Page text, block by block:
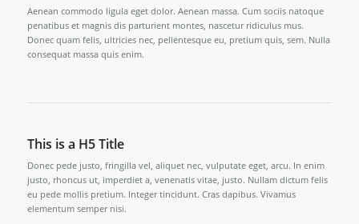
Aenean commodo ligula eget dolor. Aenean massa. Cum sociis natoque
penatibus et magnis dis parturient montes, nascetur ridiculus mus.
Donec quam felis, ultricies nec, pellentesque eu, pretium quis, sem. Nulla
consequat massa quis enim.
This is a H5 Title
Donec pede justo, fringilla vel, aliquet nec, vulputate eget, arcu. In enim
justo, rhoncus ut, imperdiet a, venenatis vitae, justo. Nullam dictum felis
eu pede mollis pretium. Integer tincidunt. Cras dapibus. Vivamus
elementum semper nisi.